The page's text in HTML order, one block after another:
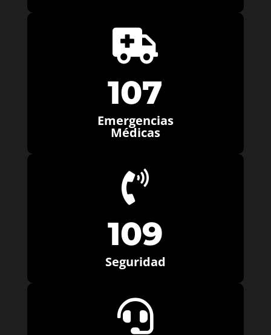

107
Emergencias
Médicas

109
Seguridad
